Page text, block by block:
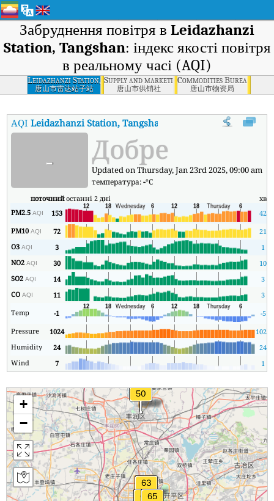
Забруднення повітря в Leidazhanzi
Station, Tangshan: індекс якості повітря
в реальному часі (AQI)
Leidazhanzi Station,
Tangshan
唐山市雷达站子站
Supply and marketing cooperatives, Tangshan
唐山市供销社
Commodities Bureau,
唐山市物资局
AQILeidazhanzi Station, Tangshan Індекс якості повітря в
- Добре
Updated on Thursday, Jan 23rd 2025, 09:00 am
температура:-°C
поточнийостанні 2 дні хв
PM2.5AQI 153
42
PM10AQI 72
21
O3AQI 3
1
NO2AQI 30
10
SO2AQI 14
3
COAQI 11
3
Temp
-1
-5
Pressure
1024 1021
Humidity
24
24
Wind
7 1
+
−